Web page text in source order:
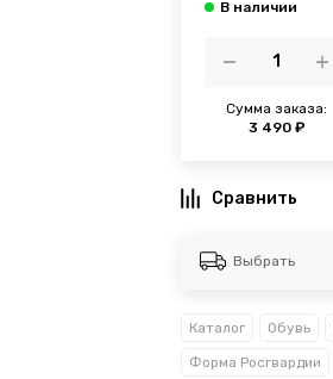
Сумма заказа:
3 490 ₽
Выбрать
Каталог Обувь
Форма Росгвардии